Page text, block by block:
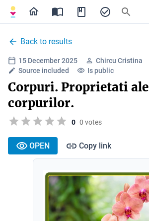
Back to results
15 December 2025
Chircu Cristina
Source included
Is public
Corpuri. Proprietati ale
corpurilor.
0 0 votes
OPEN Copy link